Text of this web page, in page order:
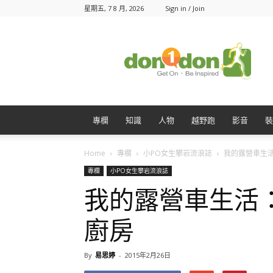
星期五, 7 8 月, 2026 Sign in / Join
專欄 知識 人物 越野跑 影音
Home 專欄 小PO女生攀岩流浪誌 我的露營車生
專欄 小PO女生攀岩流浪誌
我的露營車生活
廚房
By 易思婷 - 2015年2月26日